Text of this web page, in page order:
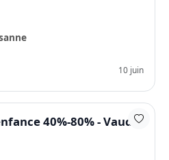
10 juin
40%-80% - Vaud /